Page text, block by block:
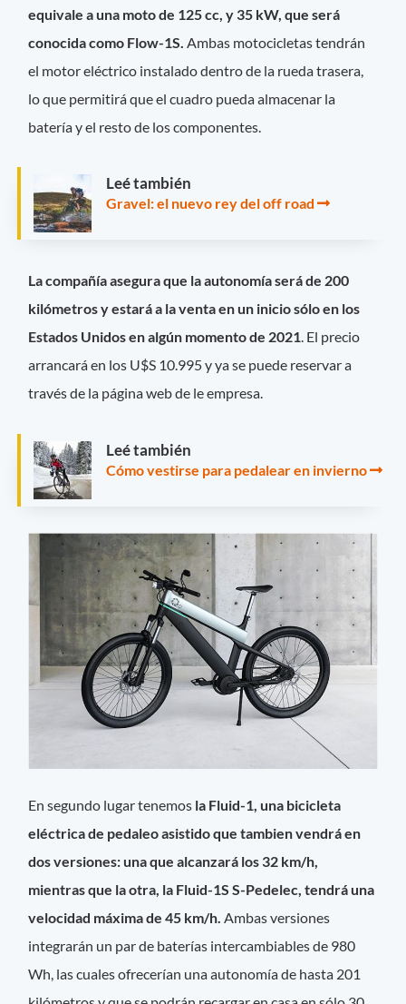
equivale a una moto de 125 cc, y 35 kW, que será
conocida como Flow-1S. Ambas motocicletas tendrán
el motor eléctrico instalado dentro de la rueda trasera,
lo que permitirá que el cuadro pueda almacenar la
batería y el resto de los componentes.
Leé también
Gravel: el nuevo rey del off road
La compañía asegura que la autonomía será de 200
kilómetros y estará a la venta en un inicio sólo en los
Estados Unidos en algún momento de 2021. El precio
arrancará en los U$S 10.995 y ya se puede reservar a
través de la página web de le empresa.
Leé también
Cómo vestirse para pedalear en invierno
En segundo lugar tenemos la Fluid-1, una bicicleta
eléctrica de pedaleo asistido que tambien vendrá en
dos versiones: una que alcanzará los 32 km/h,
mientras que la otra, la Fluid-1S S-Pedelec, tendrá una
velocidad máxima de 45 km/h.Ambas versiones
integrarán un par de baterías intercambiables de 980
Wh, las cuales ofrecerían una autonomía de hasta 201